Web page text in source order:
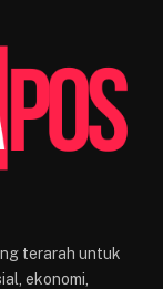
terarah untuk
ekonomi,